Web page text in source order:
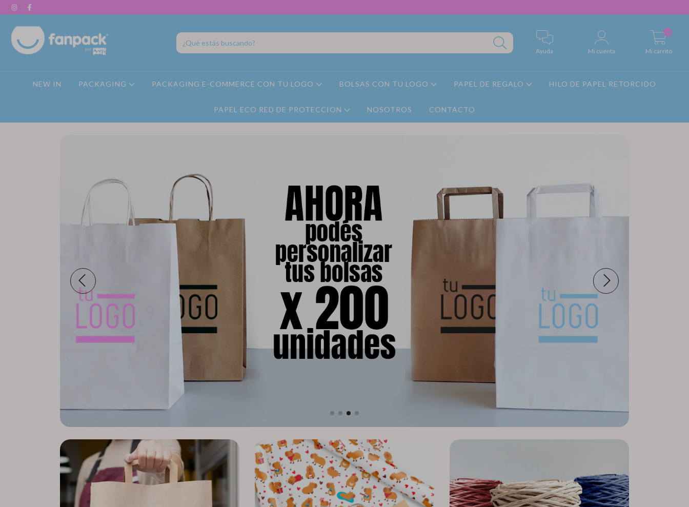
Ayuda Mi cuenta Mi carrito
0
NEW IN PACKAGING PACKAGING E-COMMERCE CON TU LOGO BOLSAS CON TU LOGO PAPEL DE REGALO HILO DE PAPEL RETORCIDO
PAPEL ECO RED DE PROTECCION NOSOTROS CONTACTO